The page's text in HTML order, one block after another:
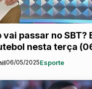
vai passar no SBT?
nesta terça
06/05/2025Esporte